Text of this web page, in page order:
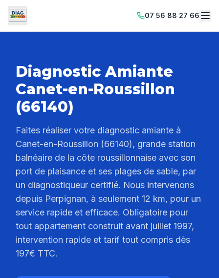
07 56 88 27 66
Diagnostic Amiante
Canet-en-Roussillon
(66140)
Faites réaliser votre diagnostic amiante à
Canet-en-Roussillon (66140), grande station
balnéaire de la côte roussillonnaise avec son
port de plaisance et ses plages de sable, par
un diagnostiqueur certifié. Nous intervenons
depuis Perpignan, à seulement 12 km, pour un
service rapide et efficace. Obligatoire pour
tout appartement construit avant juillet 1997,
intervention rapide et tarif tout compris dès
197€ TTC.